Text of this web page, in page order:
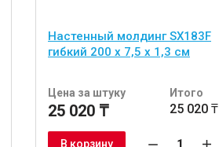
Настенный молдинг SX183F
гибкий 200 х 7,5 х 1,3 см
Цена за штуку
25 020 ₸
Итого
25 020 ₸
В корзину